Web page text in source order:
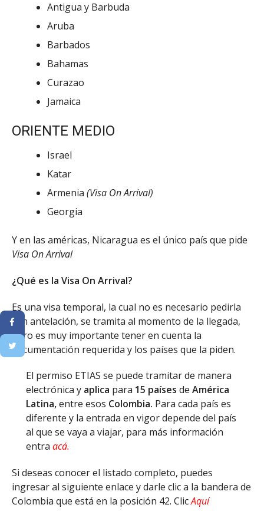
Antigua y Barbuda
Aruba
Barbados
Bahamas
Curazao
Jamaica
ORIENTE MEDIO
Israel
Katar
Armenia (Visa On Arrival)
Georgia
Y en las américas, Nicaragua es el único país que pide
Visa On Arrival
¿Qué es la Visa On Arrival?
Es una visa temporal, la cual no es necesario pedirla
con antelación, se tramita al momento de la llegada,
pero es muy importante tener en cuenta la
documentación requerida y los países que la piden.
El permiso ETIAS se puede tramitar de manera
electrónica y aplica para 15 países de América
Latina,entre esos Colombia. Para cada país es
diferente y la entrada en vigor depende del país
al que se vaya a viajar, para más información
entra acá.
Si deseas conocer el listado completo, puedes
ingresar al siguiente enlace y darle clic a la bandera de
Colombia que está en la posición 42. ClicAquí